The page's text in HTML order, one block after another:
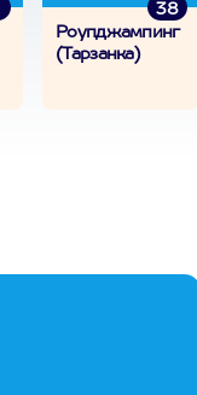
38
Роупджампинг
(Тарзанка)